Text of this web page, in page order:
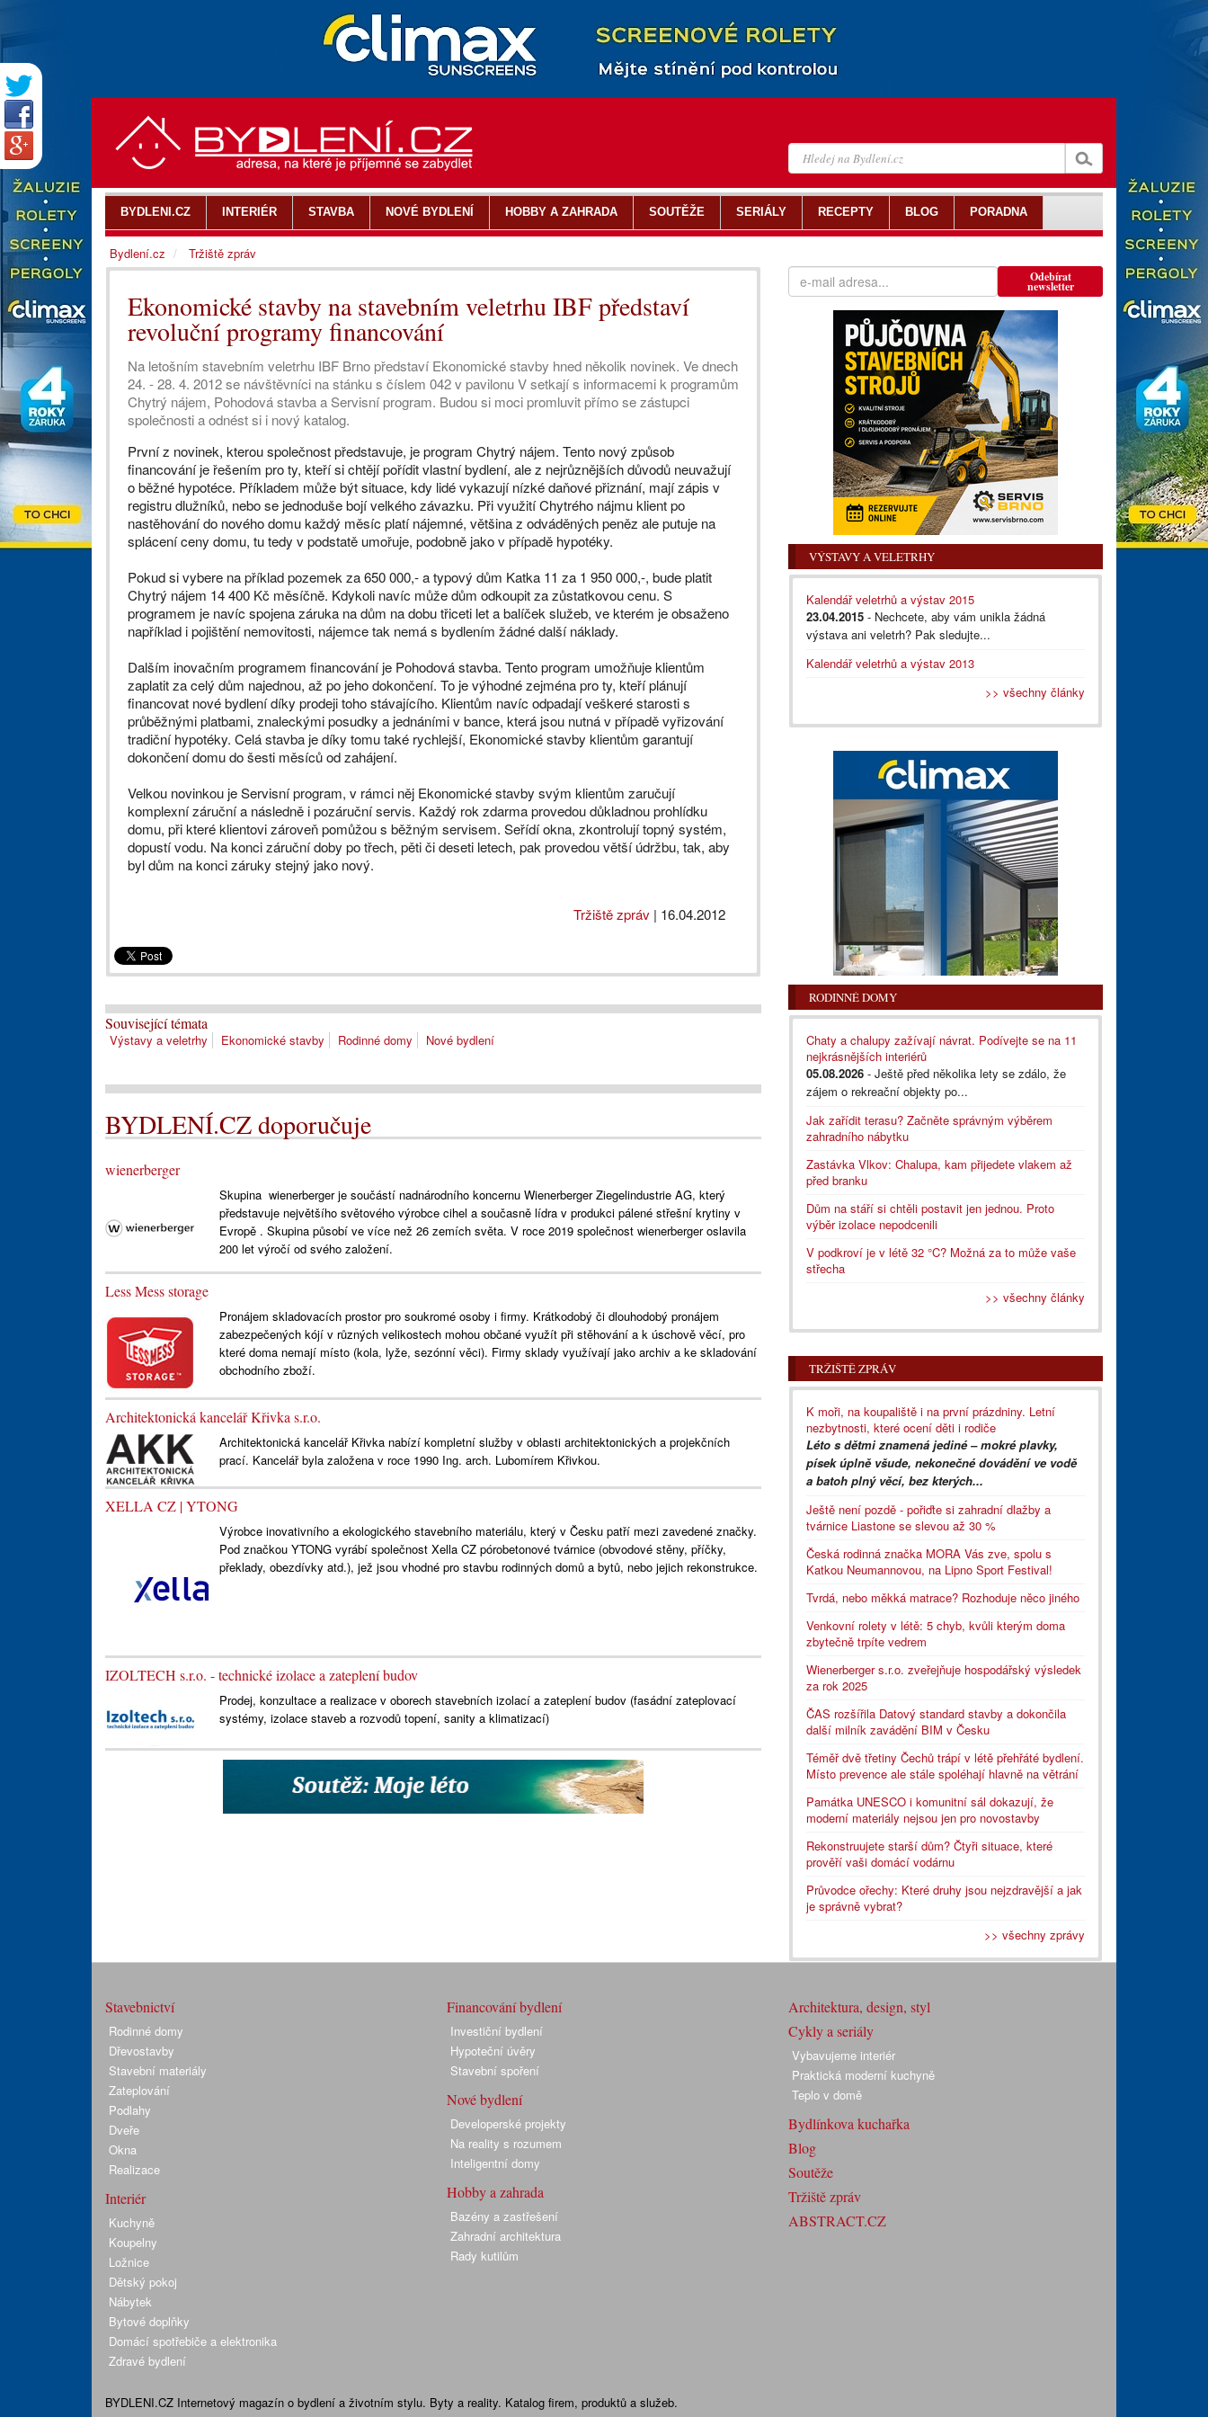
Ekonomické stavby na stavebním veletrhu IBF představí
revoluční programy financování
Na letošním stavebním veletrhu IBF Brno představí Ekonomické stavby hned několik novinek. Ve dnech
24. - 28. 4. 2012 se návštěvníci na stánku s číslem 042 v pavilonu V setkají s informacemi k programům
Chytrý nájem, Pohodová stavba a Servisní program. Budou si moci promluvit přímo se zástupci
společnosti a odnést si i nový katalog.
První z novinek, kterou společnost představuje, je program Chytrý nájem. Tento nový způsob
financování je řešením pro ty, kteří si chtějí pořídit vlastní bydlení, ale z nejrůznějších důvodů neuvažují
o běžné hypotéce. Příkladem může být situace, kdy lidé vykazují nízké daňové přiznání, mají zápis v
registru dlužníků, nebo se jednoduše bojí velkého závazku. Při využití Chytrého nájmu klient po
nastěhování do nového domu každý měsíc platí nájemné, většina z odváděných peněz ale putuje na
splácení ceny domu, tu tedy v podstatě umořuje, podobně jako v případě hypotéky.
Pokud si vybere na příklad pozemek za 650 000,- a typový dům Katka 11 za 1 950 000,-, bude platit
Chytrý nájem 14 400 Kč měsíčně. Kdykoli navíc může dům odkoupit za zůstatkovou cenu. S
programem je navíc spojena záruka na dům na dobu třiceti let a balíček služeb, ve kterém je obsaženo
například i pojištění nemovitosti, nájemce tak nemá s bydlením žádné další náklady.
Dalším inovačním programem financování je Pohodová stavba. Tento program umožňuje klientům
zaplatit za celý dům najednou, až po jeho dokončení. To je výhodné zejména pro ty, kteří plánují
financovat nové bydlení díky prodeji toho stávajícího. Klientům navíc odpadají veškeré starosti s
průběžnými platbami, znaleckými posudky a jednáními v bance, která jsou nutná v případě vyřizování
tradiční hypotéky. Celá stavba je díky tomu také rychlejší, Ekonomické stavby klientům garantují
dokončení domu do šesti měsíců od zahájení.
Velkou novinkou je Servisní program, v rámci něj Ekonomické stavby svým klientům zaručují
komplexní záruční a následně i pozáruční servis. Každý rok zdarma provedou důkladnou prohlídku
domu, při které klientovi zároveň pomůžou s běžným servisem. Seřídí okna, zkontrolují topný systém,
dopustí vodu. Na konci záruční doby po třech, pěti či deseti letech, pak provedou větší údržbu, tak, aby
byl dům na konci záruky stejný jako nový.
Tržiště zpráv | 16.04.2012
Související témata
Výstavy a veletrhy Ekonomické stavby Rodinné domy Nové bydlení
BYDLENÍ.CZ doporučuje
wienerberger
Skupina wienerberger je součástí nadnárodního koncernu Wienerberger Ziegelindustrie AG, který
představuje největšího světového výrobce cihel a současně lídra v produkci pálené střešní krytiny v
Evropě . Skupina působí ve více než 26 zemích světa. V roce 2019 společnost wienerberger oslavila
200 let výročí od svého založení.
Less Mess storage
Pronájem skladovacích prostor pro soukromé osoby i firmy. Krátkodobý či dlouhodobý pronájem
zabezpečených kójí v různých velikostech mohou občané využít při stěhování a k úschově věcí, pro
které doma nemají místo (kola, lyže, sezónní věci). Firmy sklady využívají jako archiv a ke skladování
obchodního zboží.
Architektonická kancelář Křivka s.r.o.
Architektonická kancelář Křivka nabízí kompletní služby v oblasti architektonických a projekčních
prací. Kancelář byla založena v roce 1990 Ing. arch. Lubomírem Křivkou.
XELLA CZ | YTONG
Výrobce inovativního a ekologického stavebního materiálu, který v Česku patří mezi zavedené značky.
Pod značkou YTONG vyrábí společnost Xella CZ pórobetonové tvárnice (obvodové stěny, příčky,
překlady, obezdívky atd.), jež jsou vhodné pro stavbu rodinných domů a bytů, nebo jejich rekonstrukce.
IZOLTECH s.r.o. - technické izolace a zateplení budov
Prodej, konzultace a realizace v oborech stavebních izolací a zateplení budov (fasádní zateplovací
systémy, izolace staveb a rozvodů topení, sanity a klimatizací)
Odebírat
newsletter
VÝSTAVY A VELETRHY
Kalendář veletrhů a výstav 2015
23.04.2015 - Nechcete, aby vám unikla žádná
výstava ani veletrh? Pak sledujte...
Kalendář veletrhů a výstav 2013
>> všechny články
RODINNÉ DOMY
Chaty a chalupy zažívají návrat. Podívejte se na 11
nejkrásnějších interiérů
05.08.2026 - Ještě před několika lety se zdálo, že
zájem o rekreační objekty po...
Jak zařídit terasu? Začněte správným výběrem
zahradního nábytku
Zastávka Vlkov: Chalupa, kam přijedete vlakem až
před branku
Dům na stáří si chtěli postavit jen jednou. Proto
výběr izolace nepodcenili
V podkroví je v létě 32 °C? Možná za to může vaše
střecha
>> všechny články
TRŽIŠTĚ ZPRÁV
K moři, na koupaliště i na první prázdniny. Letní
nezbytnosti, které ocení děti i rodiče
Léto s dětmi znamená jediné – mokré plavky,
písek úplně všude, nekonečné dovádění ve vodě
a batoh plný věcí, bez kterých...
Ještě není pozdě - pořiďte si zahradní dlažby a
tvárnice Liastone se slevou až 30 %
Česká rodinná značka MORA Vás zve, spolu s
Katkou Neumannovou, na Lipno Sport Festival!
Tvrdá, nebo měkká matrace? Rozhoduje něco jiného
Venkovní rolety v létě: 5 chyb, kvůli kterým doma
zbytečně trpíte vedrem
Wienerberger s.r.o. zveřejňuje hospodářský výsledek
za rok 2025
ČAS rozšířila Datový standard stavby a dokončila
další milník zavádění BIM v Česku
Téměř dvě třetiny Čechů trápí v létě přehřáté bydlení.
Místo prevence ale stále spoléhají hlavně na větrání
Památka UNESCO i komunitní sál dokazují, že
moderní materiály nejsou jen pro novostavby
Rekonstruujete starší dům? Čtyři situace, které
prověří vaši domácí vodárnu
Průvodce ořechy: Které druhy jsou nejzdravější a jak
je správně vybrat?
>> všechny zprávy
BYDLENI.CZ INTERIÉR STAVBA NOVÉ BYDLENÍ HOBBY A ZAHRADA SOUTĚŽE SERIÁLY RECEPTY BLOG PORADNA
Bydlení.cz Tržiště zpráv
Stavebnictví
Rodinné domy
Dřevostavby
Stavební materiály
Zateplování
Podlahy
Dveře
Okna
Realizace
Interiér
Kuchyně
Koupelny
Ložnice
Dětský pokoj
Nábytek
Bytové doplňky
Domácí spotřebiče a elektronika
Zdravé bydlení
Financování bydlení
Investiční bydlení
Hypoteční úvěry
Stavební spoření
Nové bydlení
Developerské projekty
Na reality s rozumem
Inteligentní domy
Hobby a zahrada
Bazény a zastřešení
Zahradní architektura
Rady kutilům
Architektura, design, styl
Cykly a seriály
Vybavujeme interiér
Praktická moderní kuchyně
Teplo v domě
Bydlínkova kuchařka
Blog
Soutěže
Tržiště zpráv
ABSTRACT.CZ
BYDLENI.CZ Internetový magazín o bydlení a životním stylu. Byty a reality. Katalog firem, produktů a služeb.